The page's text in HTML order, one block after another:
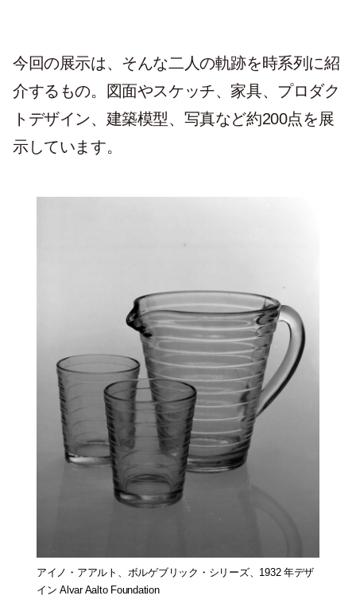
今回の展示は、そんな二人の軌跡を時系列に紹
介するもの。図面やスケッチ、家具、プロダク
トデザイン、建築模型、写真など約200点を展
示しています。
アイノ・アアルト、ボルゲブリック・シリーズ、1932 年デザ
イン Alvar Aalto Foundation